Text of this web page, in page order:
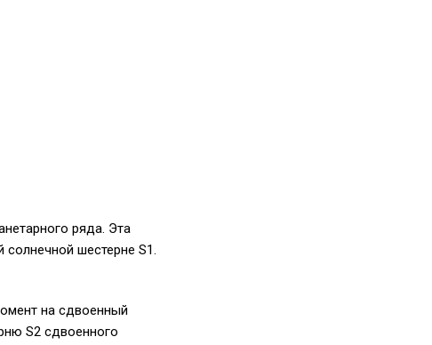
ряда. Эта
шестерне S1.
на сдвоенный
S2 сдвоенного